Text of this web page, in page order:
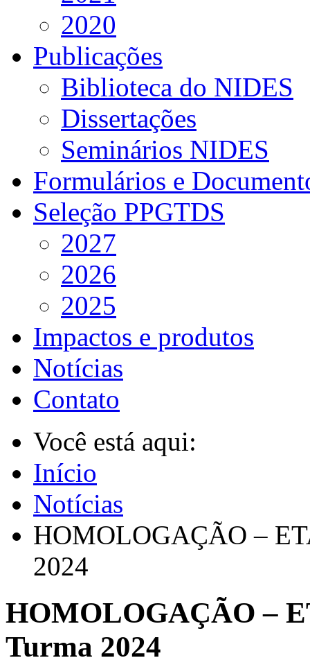
2020
Publicações
Biblioteca do NIDES
Dissertações
Seminários NIDES
Formulários e
Seleção PPGTDS
2027
2026
2025
Impactos e produtos
Notícias
Contato
Você está aqui:
Início
Notícias
HOMOLOGAÇÃO –
2024
HOMOLOGAÇÃO –
Turma 2024